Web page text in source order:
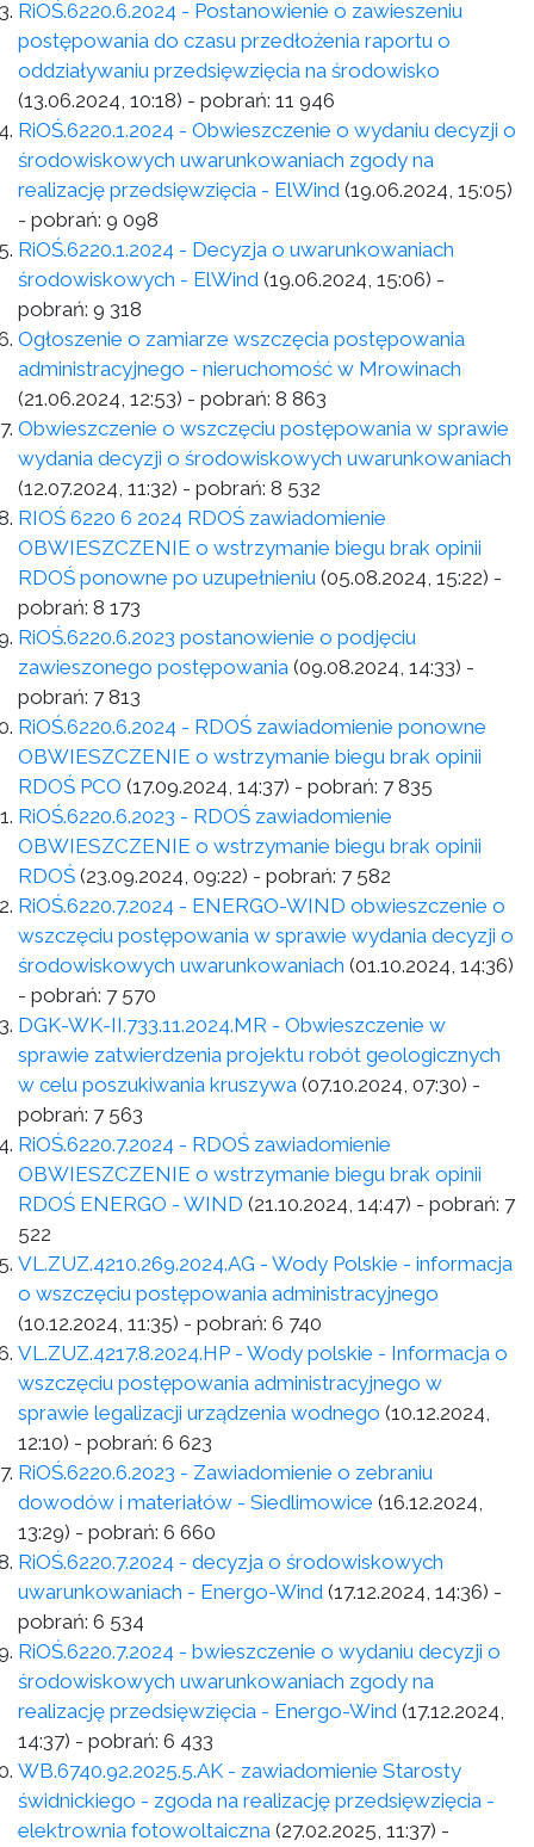
RiOŚ.6220.6.2024 - Postanowienie o zawieszeniu
postępowania do czasu przedłożenia raportu o
oddziaływaniu przedsięwzięcia na środowisko
(13.06.2024, 10:18) - pobrań: 11 946
RiOŚ.6220.1.2024 - Obwieszczenie o wydaniu decyzji o
środowiskowych uwarunkowaniach zgody na
realizację przedsięwzięcia - ElWind (19.06.2024, 15:05)
- pobrań: 9 098
RiOŚ.6220.1.2024 - Decyzja o uwarunkowaniach
środowiskowych - ElWind (19.06.2024, 15:06) -
pobrań: 9 318
Ogłoszenie o zamiarze wszczęcia postępowania
administracyjnego - nieruchomość w Mrowinach
(21.06.2024, 12:53) - pobrań: 8 863
Obwieszczenie o wszczęciu postępowania w sprawie
wydania decyzji o środowiskowych uwarunkowaniach
(12.07.2024, 11:32) - pobrań: 8 532
RIOŚ 6220 6 2024 RDOŚ zawiadomienie
OBWIESZCZENIE o wstrzymanie biegu brak opinii
RDOŚ ponowne po uzupełnieniu (05.08.2024, 15:22) -
pobrań: 8 173
RiOŚ.6220.6.2023 postanowienie o podjęciu
zawieszonego postępowania (09.08.2024, 14:33) -
pobrań: 7 813
RiOŚ.6220.6.2024 - RDOŚ zawiadomienie ponowne
OBWIESZCZENIE o wstrzymanie biegu brak opinii
RDOŚ PCO (17.09.2024, 14:37) - pobrań: 7 835
RiOŚ.6220.6.2023 - RDOŚ zawiadomienie
OBWIESZCZENIE o wstrzymanie biegu brak opinii
RDOŚ (23.09.2024, 09:22) - pobrań: 7 582
RiOŚ.6220.7.2024 - ENERGO-WIND obwieszczenie o
wszczęciu postępowania w sprawie wydania decyzji o
środowiskowych uwarunkowaniach (01.10.2024, 14:36)
- pobrań: 7 570
DGK-WK-II.733.11.2024.MR - Obwieszczenie w
sprawie zatwierdzenia projektu robót geologicznych
w celu poszukiwania kruszywa (07.10.2024, 07:30) -
pobrań: 7 563
RiOŚ.6220.7.2024 - RDOŚ zawiadomienie
OBWIESZCZENIE o wstrzymanie biegu brak opinii
RDOŚ ENERGO - WIND (21.10.2024, 14:47) - pobrań: 7
522
VL.ZUZ.4210.269.2024.AG - Wody Polskie - informacja
o wszczęciu postępowania administracyjnego
(10.12.2024, 11:35) - pobrań: 6 740
VL.ZUZ.4217.8.2024.HP - Wody polskie - Informacja o
wszczęciu postępowania administracyjnego w
sprawie legalizacji urządzenia wodnego (10.12.2024,
12:10) - pobrań: 6 623
RiOŚ.6220.6.2023 - Zawiadomienie o zebraniu
dowodów i materiałów - Siedlimowice (16.12.2024,
13:29) - pobrań: 6 660
RiOŚ.6220.7.2024 - decyzja o środowiskowych
uwarunkowaniach - Energo-Wind (17.12.2024, 14:36) -
pobrań: 6 534
RiOŚ.6220.7.2024 - bwieszczenie o wydaniu decyzji o
środowiskowych uwarunkowaniach zgody na
realizację przedsięwzięcia - Energo-Wind (17.12.2024,
14:37) - pobrań: 6 433
WB.6740.92.2025.5.AK - zawiadomienie Starosty
świdnickiego - zgoda na realizację przedsięwzięcia -
elektrownia fotowoltaiczna (27.02.2025, 11:37) -